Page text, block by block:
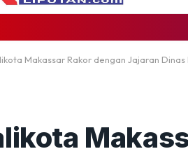
Makassar Rakor dengan Jajaran